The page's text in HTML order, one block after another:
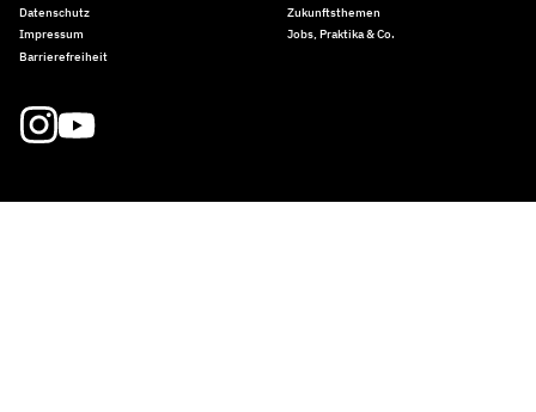
Datenschutz
Impressum
Barrierefreiheit
Zukunftsthemen
Jobs, Praktika & Co.